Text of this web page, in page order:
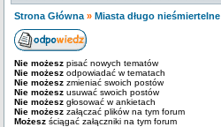
Strona Główna » Miasta długo nieśmiertelne
Nie możesz pisać nowych tematów
Nie możesz odpowiadać w tematach
Nie możesz zmieniać swoich postów
Nie możesz usuwać swoich postów
Nie możesz głosować w ankietach
Nie możesz załączać plików na tym forum
Możesz ściągać załączniki na tym forum